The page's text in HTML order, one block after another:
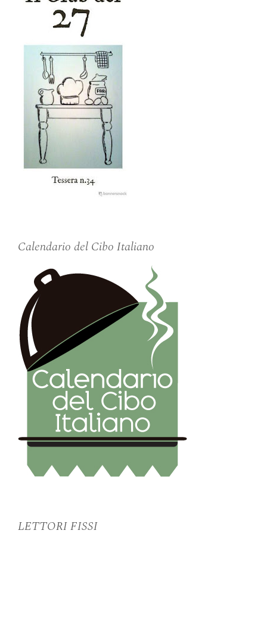
Calendario del Cibo Italiano
LETTORI FISSI